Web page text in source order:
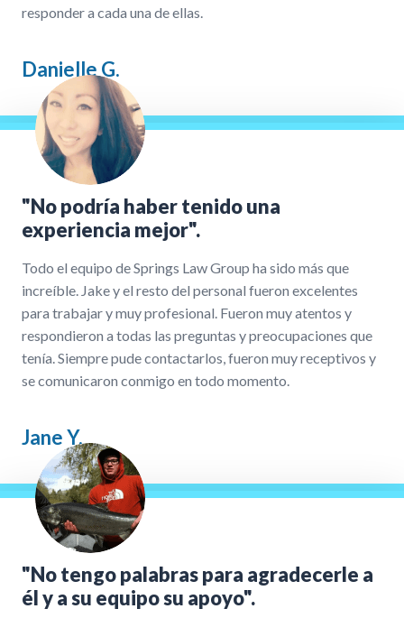
responder a cada una de ellas.
Danielle G.
"No podría haber tenido una
experiencia mejor".
Todo el equipo de Springs Law Group ha sido más que
increíble. Jake y el resto del personal fueron excelentes
para trabajar y muy profesional. Fueron muy atentos y
respondieron a todas las preguntas y preocupaciones que
tenía. Siempre pude contactarlos, fueron muy receptivos y
se comunicaron conmigo en todo momento.
Jane Y.
"No tengo palabras para agradecerle a
él y a su equipo su apoyo".